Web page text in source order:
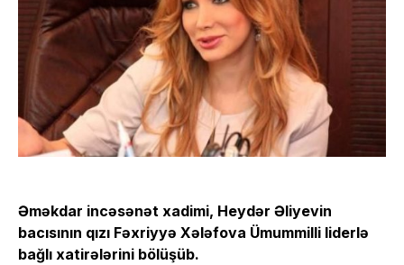
Əməkdar incəsənət xadimi, Heydər Əliyevin
bacısının qızı Fəxriyyə Xələfova Ümummilli liderlə
bağlı xatirələrini bölüşüb.